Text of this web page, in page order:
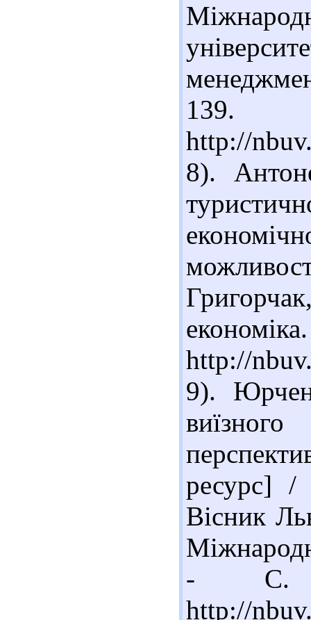
http://
8).
http://
9).
ресурс]
Вісник
- С.
http://